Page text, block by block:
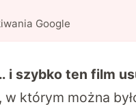
Google
i szybko ten film
w którym można